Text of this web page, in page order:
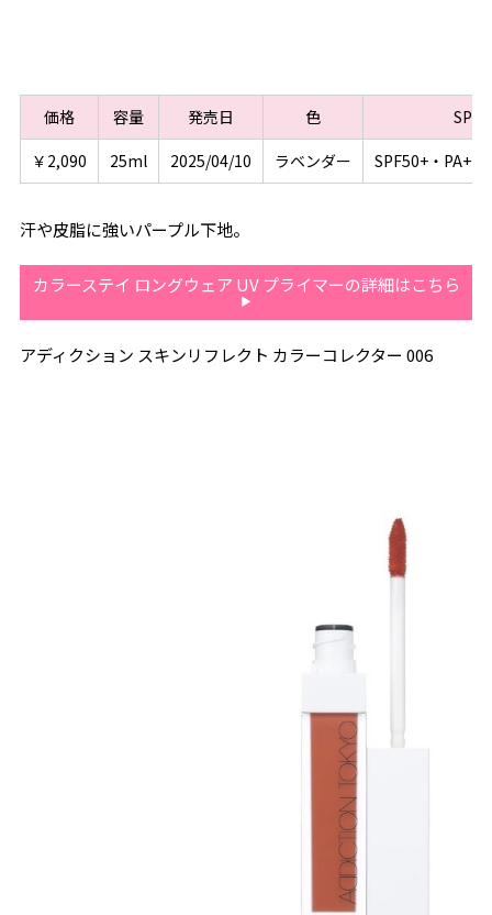
価格 容量 発売日 色
SPF
￥2,090
25ml 2025/04/10 ラベンダー SPF50+・
汗や皮脂に強いパープル下地。
カラーステイ ロングウェア UV プライマーの詳細はこちら
アディクション スキンリフレクト カラーコレクター 006